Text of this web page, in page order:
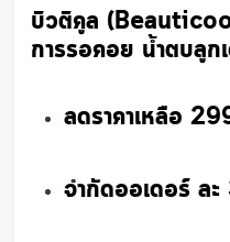
บิวติคูล
การรอคอย น้ำตบลูก
ลดราคาเหลือ
จำกัดออเดอร์ ล